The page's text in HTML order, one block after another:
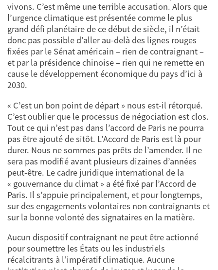
vivons. C’est même une terrible accusation. Alors que
l’urgence climatique est présentée comme le plus
grand défi planétaire de ce début de siècle, il n’était
donc pas possible d’aller au-delà des lignes rouges
fixées par le Sénat américain – rien de contraignant –
et par la présidence chinoise – rien qui ne remette en
cause le développement économique du pays d’ici à
2030.
« C’est un bon point de départ » nous est-il rétorqué.
C’est oublier que le processus de négociation est clos.
Tout ce qui n’est pas dans l’accord de Paris ne pourra
pas être ajouté de sitôt. L’Accord de Paris est là pour
durer. Nous ne sommes pas prêts de l’amender. Il ne
sera pas modifié avant plusieurs dizaines d’années
peut-être. Le cadre juridique international de la
« gouvernance du climat » a été fixé par l’Accord de
Paris. Il s’appuie principalement, et pour longtemps,
sur des engagements volontaires non contraignants et
sur la bonne volonté des signataires en la matière.
Aucun dispositif contraignant ne peut être actionné
pour soumettre les États ou les industriels
récalcitrants à l’impératif climatique. Aucune